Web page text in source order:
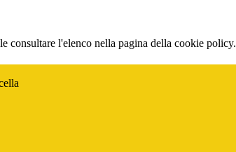
consultare l'elenco nella pagina della cookie policy.